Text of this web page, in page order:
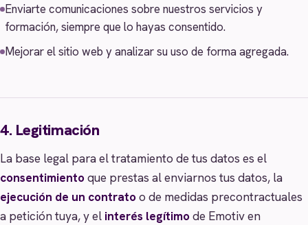
Enviarte comunicaciones sobre nuestros servicios y
formación, siempre que lo hayas consentido.
Mejorar el sitio web y analizar su uso de forma agregada.
4. Legitimación
La base legal para el tratamiento de tus datos es el
consentimientoque prestas al enviarnos tus datos, la
ejecución de un contratoo de medidas precontractuales
a petición tuya, y el interés legítimode Emotiv en